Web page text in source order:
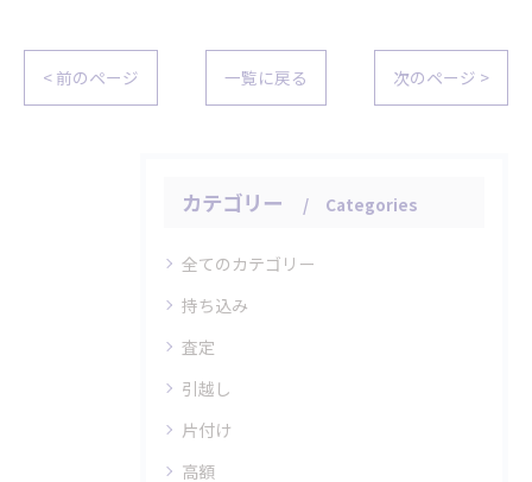
< 前のページ 一覧に戻る 次のページ >
カテゴリー Categories
全てのカテゴリー
持ち込み
査定
引越し
片付け
高額